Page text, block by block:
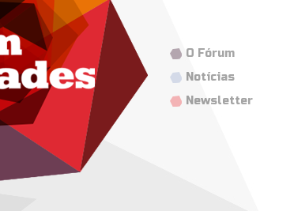
O Fórum
Notícias
Newsletter